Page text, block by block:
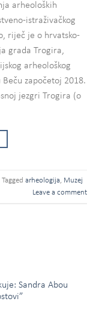
arheoloških
istraživačkog
riječ je o hrvatsko-
grada Trogira,
arheološkog
započetoj 2018.
jezgri Trogira (o
Tagged arheologija, Muzej
Leave a comment
Sandra Abou